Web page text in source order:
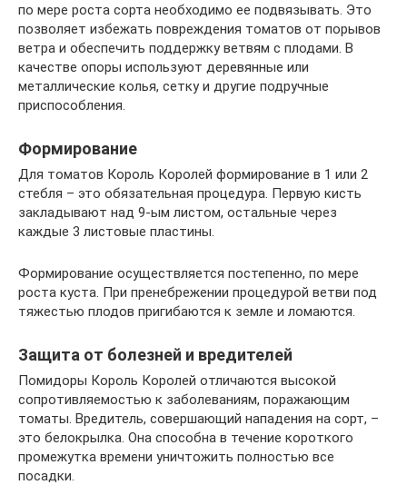
по мере роста сорта необходимо ее подвязывать. Это
позволяет избежать повреждения томатов от порывов
ветра и обеспечить поддержку ветвям с плодами. В
качестве опоры используют деревянные или
металлические колья, сетку и другие подручные
приспособления.
Формирование
Для томатов Король Королей формирование в 1 или 2
стебля – это обязательная процедура. Первую кисть
закладывают над 9-ым листом, остальные через
каждые 3 листовые пластины.
Формирование осуществляется постепенно, по мере
роста куста. При пренебрежении процедурой ветви под
тяжестью плодов пригибаются к земле и ломаются.
Защита от болезней и вредителей
Помидоры Король Королей отличаются высокой
сопротивляемостью к заболеваниям, поражающим
томаты. Вредитель, совершающий нападения на сорт, –
это белокрылка. Она способна в течение короткого
промежутка времени уничтожить полностью все
посадки.